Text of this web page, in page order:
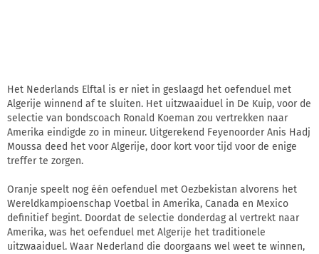
Het Nederlands Elftal is er niet in geslaagd het oefenduel met
Algerije winnend af te sluiten. Het uitzwaaiduel in De Kuip, voor de
selectie van bondscoach Ronald Koeman zou vertrekken naar
Amerika eindigde zo in mineur. Uitgerekend Feyenoorder Anis Hadj
Moussa deed het voor Algerije, door kort voor tijd voor de enige
treffer te zorgen.
Oranje speelt nog één oefenduel met Oezbekistan alvorens het
Wereldkampioenschap Voetbal in Amerika, Canada en Mexico
definitief begint. Doordat de selectie donderdag al vertrekt naar
Amerika, was het oefenduel met Algerije het traditionele
uitzwaaiduel. Waar Nederland die doorgaans wel weet te winnen,